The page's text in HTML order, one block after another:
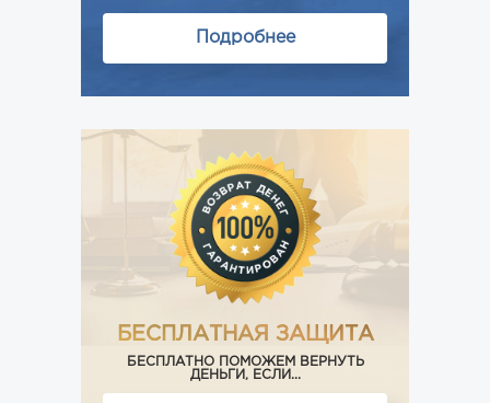
Подробнее
БЕСПЛАТНАЯ ЗАЩИТА
БЕСПЛАТНО ПОМОЖЕМ ВЕРНУТЬ
ДЕНЬГИ, ЕСЛИ...